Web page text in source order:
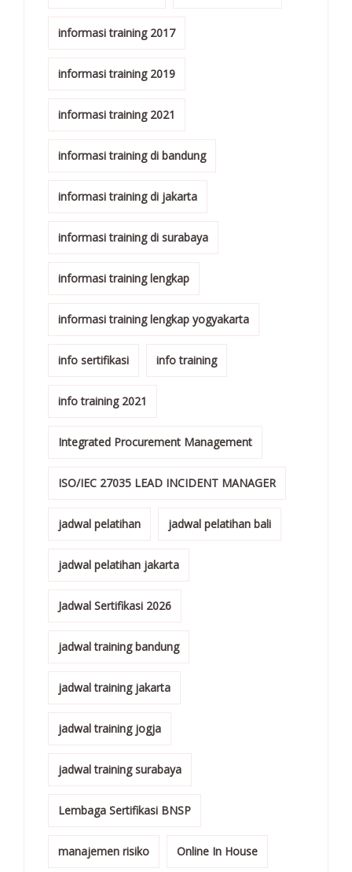
informasi training 2017
informasi training 2019
informasi training 2021
informasi training di bandung
informasi training di jakarta
informasi training di surabaya
informasi training lengkap
informasi training lengkap yogyakarta
info sertifikasi info training
info training 2021
Integrated Procurement Management
ISO/IEC 27035 LEAD INCIDENT MANAGER
jadwal pelatihan jadwal pelatihan bali
jadwal pelatihan jakarta
Jadwal Sertifikasi 2026
jadwal training bandung
jadwal training jakarta
jadwal training jogja
jadwal training surabaya
Lembaga Sertifikasi BNSP
manajemen risiko Online In House